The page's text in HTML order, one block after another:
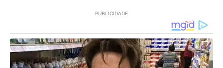
PUBLICIDADE